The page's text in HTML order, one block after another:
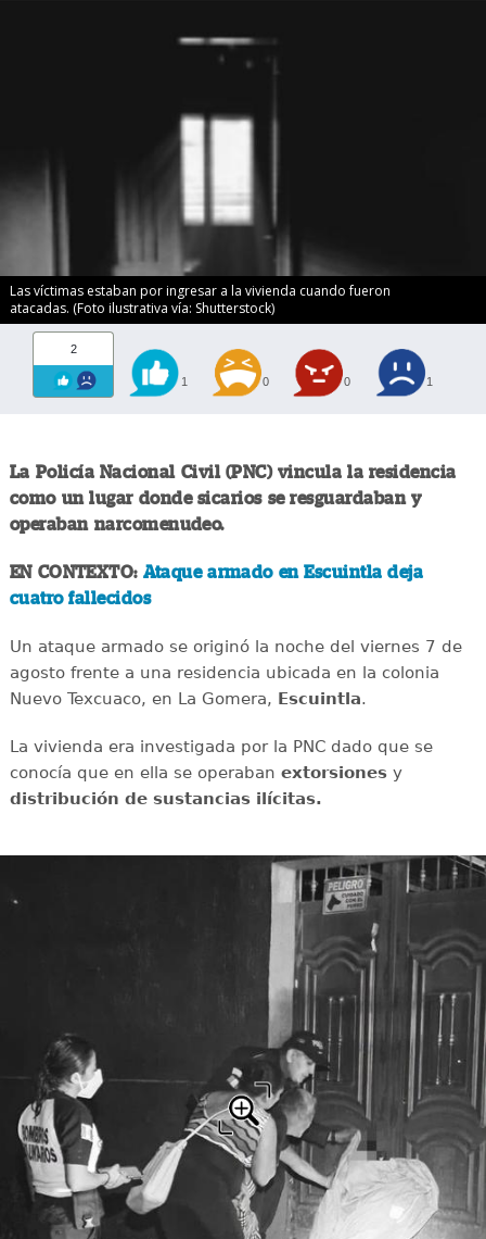
Las víctimas estaban por ingresar a la vivienda cuando fueron
atacadas. (Foto ilustrativa vía: Shutterstock)
2
1 0 0 1
La Policía Nacional Civil (PNC) vincula la residencia
como un lugar donde sicarios se resguardaban y
operaban narcomenudeo.
EN CONTEXTO: Ataque armado en Escuintla deja
cuatro fallecidos
Un ataque armado se originó la noche del viernes 7 de
agosto frente a una residencia ubicada en la colonia
Nuevo Texcuaco, en La Gomera, Escuintla.
La vivienda era investigada por la PNC dado que se
conocía que en ella se operaban extorsionesy
distribución de sustancias ilícitas.